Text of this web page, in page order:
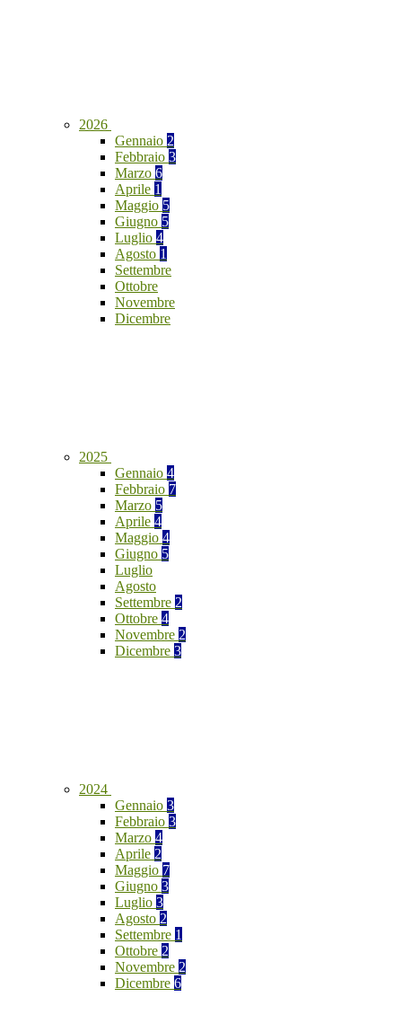
2026
Gennaio 2
Febbraio 3
Marzo 6
Aprile 1
Maggio 5
Giugno 5
Luglio 4
Agosto 1
Settembre
Ottobre
Novembre
Dicembre
2025
Gennaio 4
Febbraio 7
Marzo 5
Aprile 4
Maggio 4
Giugno 5
Luglio
Agosto
Settembre 2
Ottobre 4
Novembre 2
Dicembre 3
2024
Gennaio 3
Febbraio 3
Marzo 4
Aprile 2
Maggio 7
Giugno 3
Luglio 3
Agosto 2
Settembre 1
Ottobre 2
Novembre 2
Dicembre 6